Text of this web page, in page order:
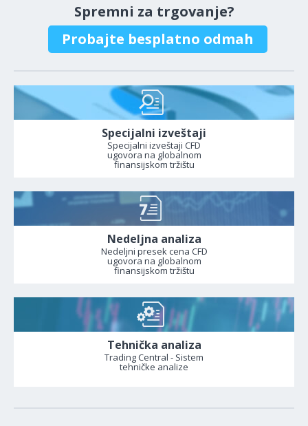
Spremni za trgovanje?
Probajte besplatno odmah
Specijalni izveštaji
Specijalni izveštaji CFD
ugovora na globalnom
finansijskom tržištu
Nedeljna analiza
Nedeljni presek cena CFD
ugovora na globalnom
finansijskom tržištu
Tehnička analiza
Trading Central - Sistem
tehničke analize